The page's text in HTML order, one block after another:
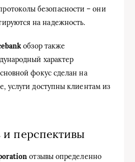
безопасности – они
на надежность.
обзор также
характер
фокус сделан на
услуги доступны клиентам из
перспективы
отзывы определенно